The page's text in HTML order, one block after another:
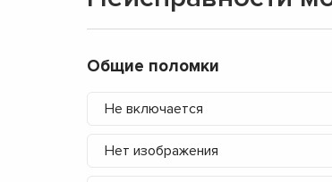
Общие поломки
Не включается
Нет изображения